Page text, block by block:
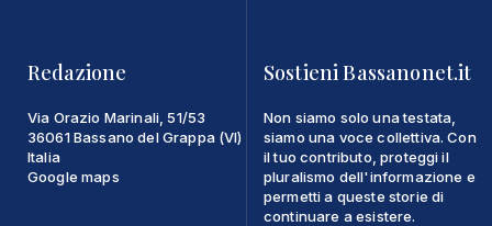
Redazione
Via Orazio Marinali, 51/53
36061 Bassano del Grappa (VI)
Italia
Google maps
Sostieni Bassanonet.it
Non siamo solo una testata,
siamo una voce collettiva. Con
il tuo contributo, proteggi il
pluralismo dell'informazione e
permetti a queste storie di
continuare a esistere.